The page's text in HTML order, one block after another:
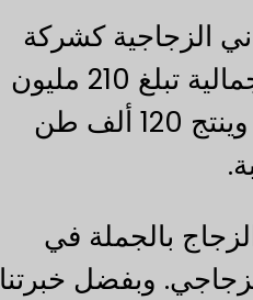
الزجاجية كشركة
تصنيع وتجارة ذات توجه عالمي. بأصول إجمالية تبلغ 210 مليون
يوان، يمتد مصنعنا على مساحة 120 فدانًا وينتج 120 ألف طن
بالجملة في
وبفضل خبرتنا